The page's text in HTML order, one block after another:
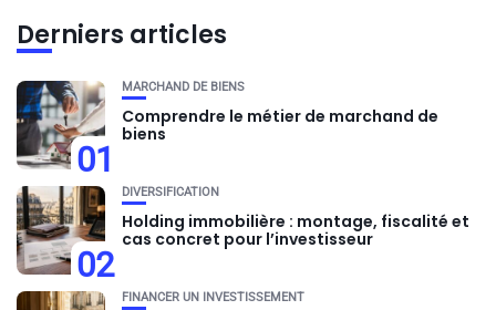
Derniers articles
01
MARCHAND DE BIENS
Comprendre le métier de marchand de
biens
02
DIVERSIFICATION
Holding immobilière : montage, fiscalité et
cas concret pour l’investisseur
FINANCER UN INVESTISSEMENT